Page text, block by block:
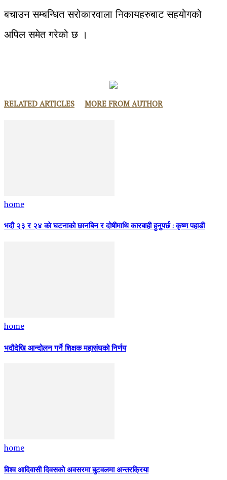
बचाउन सम्बन्धित सरोकारवाला निकायहरुबाट सहयोगको
अपिल समेत गरेको छ ।
RELATED ARTICLES MORE FROM AUTHOR
home
भदौ २३ र २४ काे घटनाको छानबिन र दोषीमाथि कारबाही हुनुपर्छ : कृष्ण पहाडी
home
भदौदेखि आन्दोलन गर्ने शिक्षक महासंघको निर्णय
home
विश्व आदिवासी दिवसको अवसरमा बुटवलमा अन्तरक्रिया